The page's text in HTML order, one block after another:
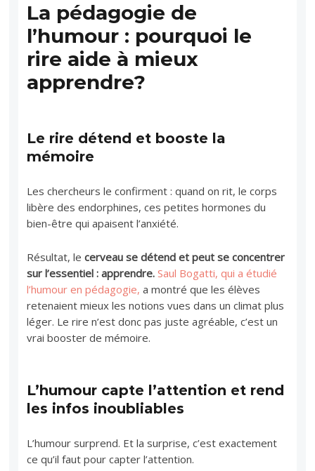
La pédagogie de
l’humour : pourquoi le
rire aide à mieux
apprendre?
Le rire détend et booste la
mémoire
Les chercheurs le confirment : quand on rit, le corps
libère des endorphines, ces petites hormones du
bien-être qui apaisent l’anxiété.
Résultat, lecerveau se détend et peut se concentrer
sur l’essentiel : apprendre. Saul Bogatti, qui a étudié
l’humour en pédagogie, a montré que les élèves
retenaient mieux les notions vues dans un climat plus
léger. Le rire n’est donc pas juste agréable, c’est un
vrai booster de mémoire.
L’humour capte l’attention et rend
les infos inoubliables
L’humour surprend. Et la surprise, c’est exactement
ce qu’il faut pour capter l’attention.